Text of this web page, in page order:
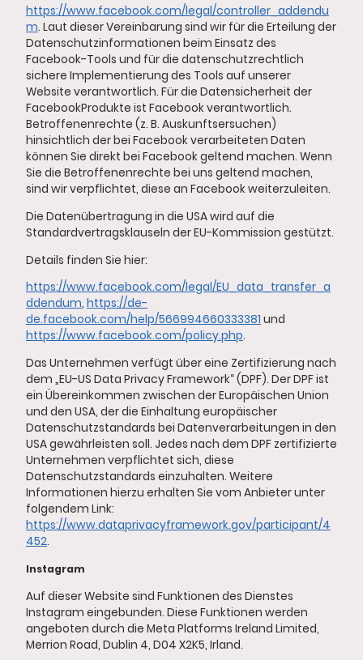
https://www.facebook.com/legal/controller_addendu
m. Laut dieser Vereinbarung sind wir für die Erteilung der
Datenschutzinformationen beim Einsatz des
Facebook-Tools und für die datenschutzrechtlich
sichere Implementierung des Tools auf unserer
Website verantwortlich. Für die Datensicherheit der
FacebookProdukte ist Facebook verantwortlich.
Betroffenenrechte (z. B. Auskunftsersuchen)
hinsichtlich der bei Facebook verarbeiteten Daten
können Sie direkt bei Facebook geltend machen. Wenn
Sie die Betroffenenrechte bei uns geltend machen,
sind wir verpflichtet, diese an Facebook weiterzuleiten.
Die Datenübertragung in die USA wird auf die
Standardvertragsklauseln der EU-Kommission gestützt.
Details finden Sie hier:
https://www.facebook.com/legal/EU_data_transfer_a
ddendum, https://de-
de.facebook.com/help/566994660333381 und
https://www.facebook.com/policy.php.
Das Unternehmen verfügt über eine Zertifizierung nach
dem „EU-US Data Privacy Framework“ (DPF). Der DPF ist
ein Übereinkommen zwischen der Europäischen Union
und den USA, der die Einhaltung europäischer
Datenschutzstandards bei Datenverarbeitungen in den
USA gewährleisten soll. Jedes nach dem DPF zertifizierte
Unternehmen verpflichtet sich, diese
Datenschutzstandards einzuhalten. Weitere
Informationen hierzu erhalten Sie vom Anbieter unter
folgendem Link:
https://www.dataprivacyframework.gov/participant/4
452.
Instagram
Auf dieser Website sind Funktionen des Dienstes
Instagram eingebunden. Diese Funktionen werden
angeboten durch die Meta Platforms Ireland Limited,
Merrion Road, Dublin 4, D04 X2K5, Irland.